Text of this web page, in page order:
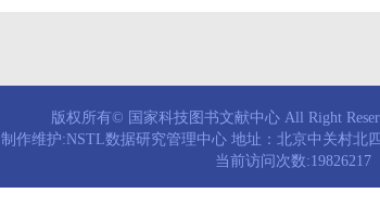
版权所有© 国家科技图书文献中心 All Right
制作维护:NSTL数据研究管理中心 地址：北京中关村北
当前访问次数:19826217